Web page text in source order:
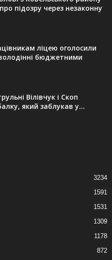
підозру через незаконну
ліцею оголосили
бюджетними
Вілівчук і Скоп
який заблукав у...
3234
1591
1531
1309
1178
872